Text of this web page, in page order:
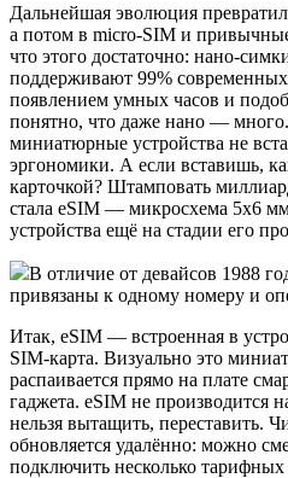
Дальнейшая эволюция
а потом в micro-SIM и
что этого достаточно: нано-
поддерживают 99%
появлением умных часов и
понятно, что даже нано —
миниатюрные устройства не
эргономики. А если вставишь,
карточкой? Штамповать
стала eSIM — микросхема 5х6
устройства ещё на стадии его
В отличие от девайсов 1988
привязаны к одному номеру и
Итак, eSIM — встроенная в
SIM-карта. Визуально это
распаивается прямо на плате
гаджета. eSIM не производится
нельзя вытащить, переставить.
обновляется удалённо: можно
подключить несколько